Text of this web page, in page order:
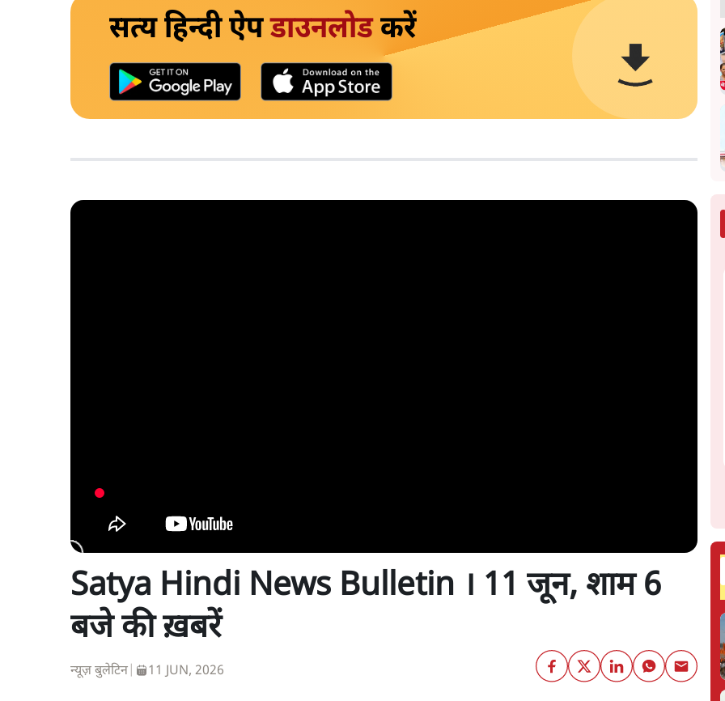
सत्य हिन्दी ऐपडाउनलोडकरें
Satya Hindi News Bulletin । 11 जून, शाम 6
बजे की ख़बरें
न्यूज़ बुलेटिन 11 JUN, 2026